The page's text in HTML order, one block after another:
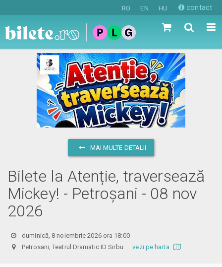
RO EN HU contact
MAI MULTE DETALII
Bilete la Atenție, traversează
Mickey! - Petroșani - 08 nov
2026
duminică, 8 noiembrie 2026 ora 18:00
Petrosani, Teatrul Dramatic ID Sirbuvezi pe harta